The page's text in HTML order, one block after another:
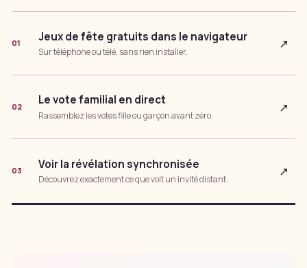
01 Jeux de fête gratuits dans le navigateur
Sur téléphone ou télé, sans rien installer.
↗
02 Le vote familial en direct
Rassemblez les votes fille ou garçon avant zéro.
↗
03 Voir la révélation synchronisée
Découvrez exactement ce que voit un invité distant.
↗